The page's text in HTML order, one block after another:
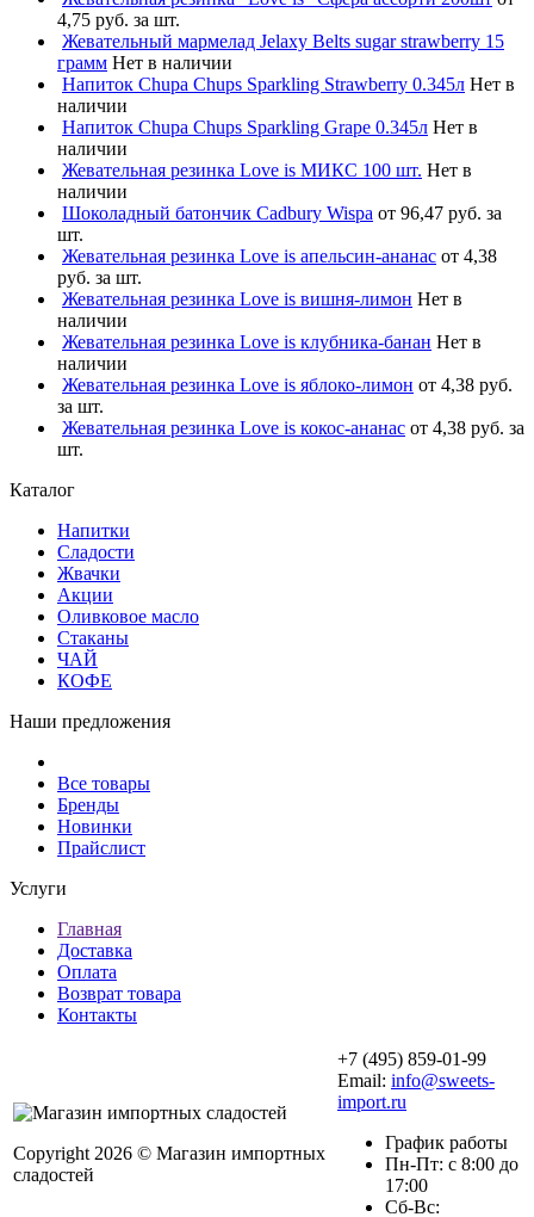
4,75 руб. за шт.
Жевательный мармелад Jelaxy Belts sugar strawberry 15
грамм Нет в наличии
Напиток Chupa Chups Sparkling Strawberry 0.345л Нет в
наличии
Напиток Chupa Chups Sparkling Grape 0.345л Нет в
наличии
Жевательная резинка Love is МИКС 100 шт. Нет в
наличии
Шоколадный батончик Cadbury Wispa от 96,47 руб. за
шт.
Жевательная резинка Love is апельсин-ананас от 4,38
руб. за шт.
Жевательная резинка Love is вишня-лимон Нет в
наличии
Жевательная резинка Love is клубника-банан Нет в
наличии
Жевательная резинка Love is яблоко-лимон от 4,38 руб.
за шт.
Жевательная резинка Love is кокос-ананас от 4,38 руб. за
шт.
Каталог
Напитки
Сладости
Жвачки
Акции
Оливковое масло
Стаканы
ЧАЙ
КОФЕ
Наши предложения
Все товары
Бренды
Новинки
Прайслист
Услуги
Главная
Доставка
Оплата
Возврат товара
Контакты
Copyright 2026 © Магазин импортных
сладостей
+7 (495) 859-01-99
Email: info@sweets-
import.ru
График работы
Пн-Пт: с 8:00 до
17:00
Сб-Вс: